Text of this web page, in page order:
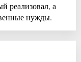
реализовал, а
нужды.